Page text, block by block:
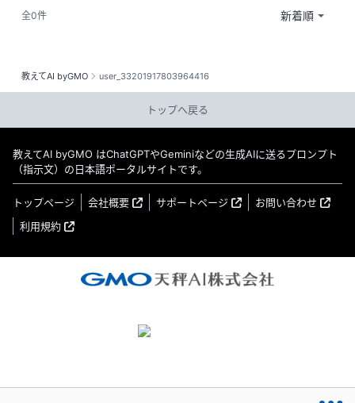
教えてAI byGMO user_33201917803964416
全0件
トップへ戻る
教えてAI byGMO はChatGPTやGeminiなどの生成AIに送るプロンプト
（指示文）の日本語ポータルサイトです。
トップページ 会社概要 サポートページ
お問い合わせ
利用規約